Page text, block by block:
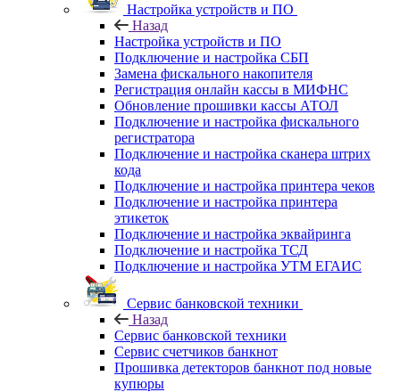
Настройка устройств и ПО
Назад
Настройка устройств и ПО
Подключение и настройка СБП
Замена фискального накопителя
Регистрация онлайн кассы в МИФНС
Обновление прошивки кассы АТОЛ
Подключение и настройка фискального
регистратора
Подключение и настройка сканера штрих
кода
Подключение и настройка принтера чеков
Подключение и настройка принтера
этикеток
Подключение и настройка эквайринга
Подключение и настройка ТСД
Подключение и настройка УТМ ЕГАИС
Сервис банковской техники
Назад
Сервис банковской техники
Сервис счетчиков банкнот
Прошивка детекторов банкнот под новые
купюры